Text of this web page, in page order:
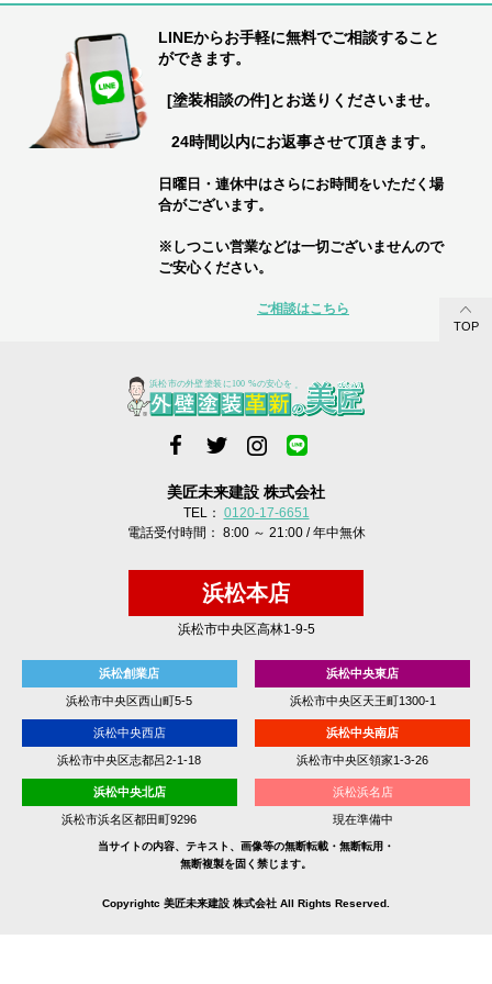
LINEからお手軽に無料でご相談すること
ができます。
[塗装相談の件]とお送りくださいませ。
24時間以内にお返事させて頂きます。
日曜日・連休中はさらにお時間をいただく場
合がございます。
※しつこい営業などは一切ございませんので
ご安心ください。
ご相談はこちら
TOP
美匠未来建設 株式会社
TEL： 0120-17-6651
電話受付時間： 8:00 ～ 21:00 / 年中無休
浜松本店
浜松市中央区高林1-9-5
浜松創業店
浜松市中央区西山町5-5
浜松中央東店
浜松市中央区天王町1300-1
浜松中央西店
浜松市中央区志都呂2-1-18
浜松中央南店
浜松市中央区領家1-3-26
浜松中央北店
浜松市浜名区都田町9296
浜松浜名店
現在準備中
当サイトの内容、テキスト、画像等の無断転載・無断転用・
無断複製を固く禁じます。
Copyrightc 美匠未来建設 株式会社 All Rights Reserved.